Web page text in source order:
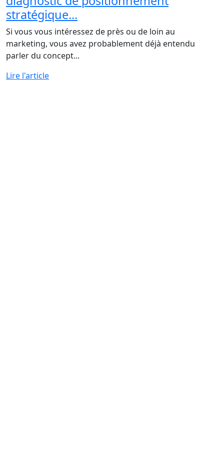
stratégique...
Si vous vous intéressez de près ou de loin au
marketing, vous avez probablement déjà entendu
parler du concept...
Lire l'article